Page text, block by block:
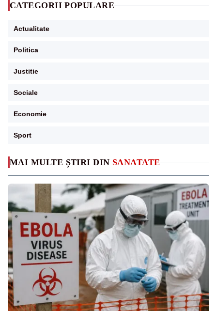
MAI MULTE ȘTIRI DIN SANATATE
CATEGORII POPULARE
Actualitate
Politica
Justitie
Sociale
Economie
Sport